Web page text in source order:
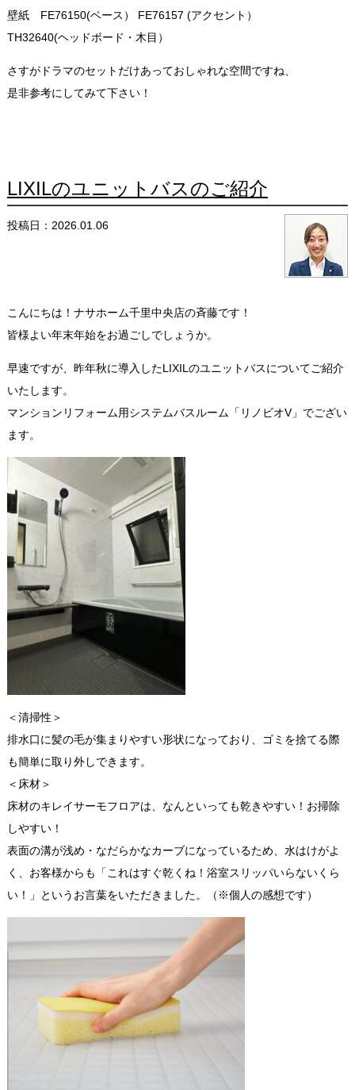
壁紙 FE76150(ベース） FE76157 (アクセント）
TH32640(ヘッドボード・木目）
さすがドラマのセットだけあっておしゃれな空間ですね、
是非参考にしてみて下さい！
LIXILのユニットバスのご紹介
投稿日：2026.01.06
こんにちは！ナサホーム千里中央店の斉藤です！
皆様よい年末年始をお過ごしでしょうか。
早速ですが、昨年秋に導入したLIXILのユニットバスについてご紹介
いたします。
マンションリフォーム用システムバスルーム「リノビオV」でござい
ます。
＜清掃性＞
排水口に髪の毛が集まりやすい形状になっており、ゴミを捨てる際
も簡単に取り外しできます。
＜床材＞
床材のキレイサーモフロアは、なんといっても乾きやすい！お掃除
しやすい！
表面の溝が浅め・なだらかなカーブになっているため、水はけがよ
く、お客様からも「これはすぐ乾くね！浴室スリッパいらないくら
い！」というお言葉をいただきました。（※個人の感想です）